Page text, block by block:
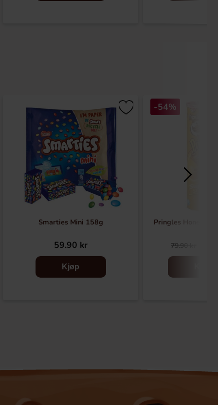
Smarties Mini 158g
59.90 kr
Kjøp
-54%
Pringles Honey
79.90 kr